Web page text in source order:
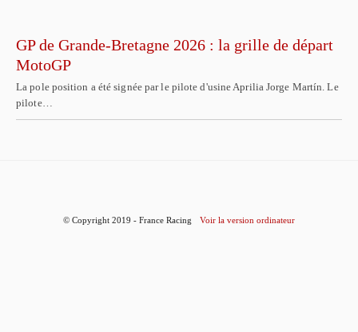
GP de Grande-Bretagne 2026 : la grille de départ
MotoGP
La pole position a été signée par le pilote d'usine Aprilia Jorge Martín. Le
pilote…
© Copyright 2019 - France Racing Voir la version ordinateur